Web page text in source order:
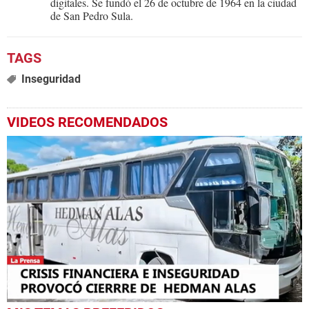
de San Pedro Sula.
Inseguridad
VIDEOS RECOMENDADOS